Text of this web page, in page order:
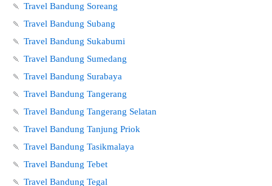
🍡 Travel Bandung Soreang
🍡 Travel Bandung Subang
🍡 Travel Bandung Sukabumi
🍡 Travel Bandung Sumedang
🍡 Travel Bandung Surabaya
🍡 Travel Bandung Tangerang
🍡 Travel Bandung Tangerang Selatan
🍡 Travel Bandung Tanjung Priok
🍡 Travel Bandung Tasikmalaya
🍡 Travel Bandung Tebet
🍡 Travel Bandung Tegal